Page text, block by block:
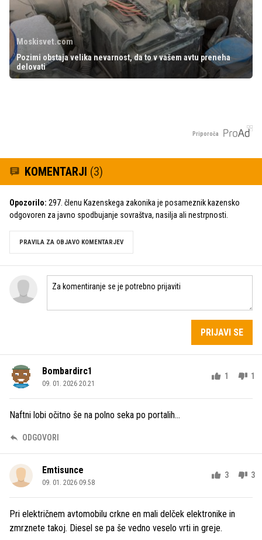
Moskisvet.com
Pozimi obstaja velika nevarnost, da to v vašem avtu preneha
delovati
Priporoča
KOMENTARJI (3)
Opozorilo: 297. členu Kazenskega zakonika je posameznik kazensko
odgovoren za javno spodbujanje sovraštva, nasilja ali nestrpnosti.
PRAVILA ZA OBJAVO KOMENTARJEV
PRIJAVI SE
Bombardirc1
09. 01. 2026 20.21
1 1
Naftni lobi očitno še na polno seka po portalih...
ODGOVORI
Emtisunce
09. 01. 2026 09.58
3 3
Pri električnem avtomobilu crkne en mali delček elektronike in
zmrznete takoj. Diesel se pa še vedno veselo vrti in greje.